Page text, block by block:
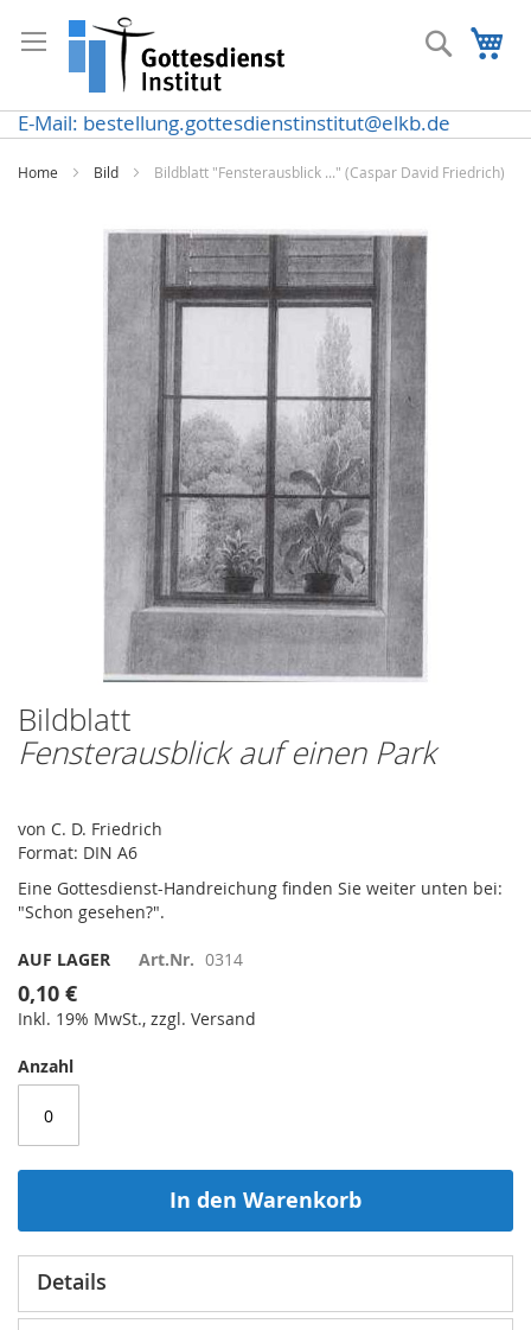
zum
Inhalt
Suche
E-Mail: bestellung.gottesdienstinstitut@elkb.de
Home Bild Bildblatt "Fensterausblick ..." (Caspar David Friedrich)
Bildblatt
Fensterausblick auf einen Park
von C. D. Friedrich
Format: DIN A6
Eine Gottesdienst-Handreichung finden Sie weiter unten bei:
"Schon gesehen?".
AUF LAGER Art.Nr. 0314
0,10 €
Inkl. 19% MwSt., zzgl. Versand
Anzahl
In den Warenkorb
Bildergalerie
Zum
Anfang
der
Details